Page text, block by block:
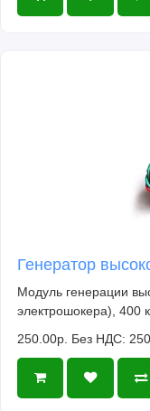
Генератор
Модуль генерации
электрошокера), 400
250.00р. Без НДС: